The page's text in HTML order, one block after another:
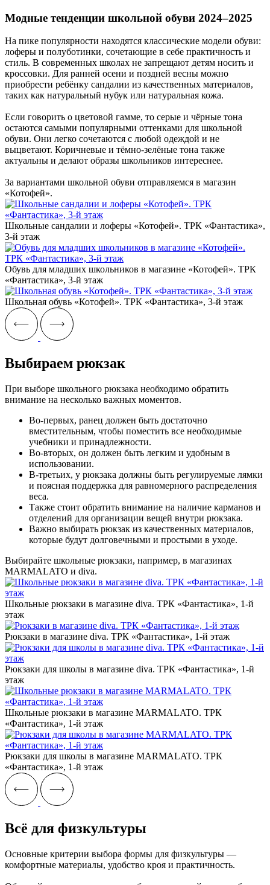
Модные тенденции школьной обуви 2024–2025
На пике популярности находятся классические модели обуви:
лоферы и полуботинки, сочетающие в себе практичность и
стиль. В современных школах не запрещают детям носить и
кроссовки. Для ранней осени и поздней весны можно
приобрести ребёнку сандалии из качественных материалов,
таких как натуральный нубук или натуральная кожа.
Если говорить о цветовой гамме, то серые и чёрные тона
остаются самыми популярными оттенками для школьной
обуви. Они легко сочетаются с любой одеждой и не
выцветают. Коричневые и тёмно-зелёные тона также
актуальны и делают образы школьников интереснее.
За вариантами школьной обуви отправляемся в магазин
«Котофей».
Школьные сандалии и лоферы «‎Котофей». ТРК «Фантастика»,
3-й этаж
Обувь для младших школьников в магазине «‎Котофей». ТРК
«Фантастика», 3-й этаж
Школьная обувь «‎Котофей». ТРК «Фантастика», 3-й этаж
Выбираем рюкзак
При выборе школьного рюкзака необходимо обратить
внимание на несколько важных моментов.
Во-первых, ранец должен быть достаточно
вместительным, чтобы поместить все необходимые
учебники и принадлежности.
Во-вторых, он должен быть легким и удобным в
использовании.
В-третьих, у рюкзака должны быть регулируемые лямки
и поясная поддержка для равномерного распределения
веса.
Также стоит обратить внимание на наличие карманов и
отделений для организации вещей внутри рюкзака.
Важно выбирать рюкзак из качественных материалов,
которые будут долговечными и простыми в уходе.
Выбирайте школьные рюкзаки, например, в магазинах
MARMALATO и diva.
Школьные рюкзаки в магазине diva. ТРК «Фантастика», 1-й
этаж
Рюкзаки в магазине diva. ТРК «Фантастика», 1-й этаж
Рюкзаки для школы в магазине diva. ТРК «Фантастика», 1-й
этаж
Школьные рюкзаки в магазине MARMALATO. ТРК
«Фантастика», 1-й этаж
Рюкзаки для школы в магазине MARMALATO. ТРК
«Фантастика», 1-й этаж
Всё для физкультуры
Основные критерии выбора формы для физкультуры —
комфортные материалы, удобство кроя и практичность.